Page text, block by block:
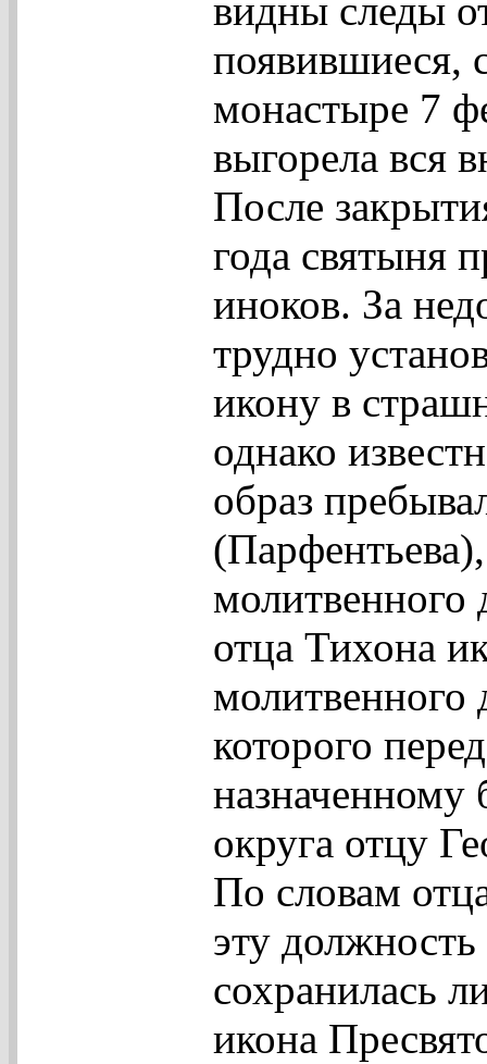
видны следы
появившиеся,
монастыре 7
выгорела вся
После
года святыня
иноков. За
трудно
икону в
однако
образ
молитвенного
отца Тихона
молитвенного
которого
назначенному
округа отцу
По словам
эту
сохранилась
икона